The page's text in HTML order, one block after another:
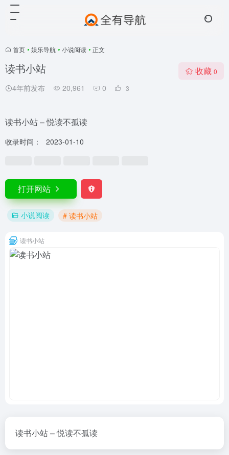
首页 • 娱乐导航 • 小说阅读 • 正文
读书小站
4年前发布 20,961 0 3
收藏 0
读书小站 – 悦读不孤读
收录时间： 2023-01-10
打开网站
小说阅读 # 读书小站
读书小站
读书小站 – 悦读不孤读